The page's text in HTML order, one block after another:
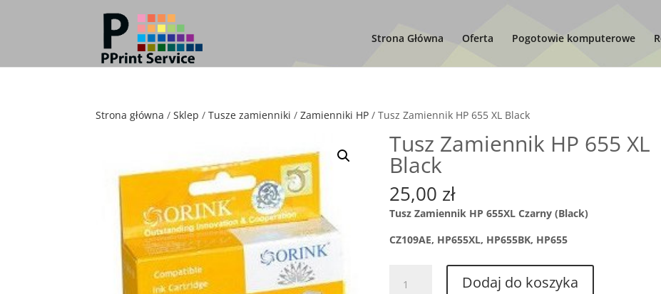
Strona Główna Oferta Pogotowie komputerowe
Strona główna /Sklep /Tusze zamienniki /Zamienniki HP / Tusz Zamiennik HP 655 XL Black
Tusz Zamiennik HP 655 XL
Black
25,00 zł
Tusz Zamiennik HP 655XL Czarny (Black)
CZ109AE, HP655XL, HP655BK, HP655
Tusz
Dodaj do koszyka